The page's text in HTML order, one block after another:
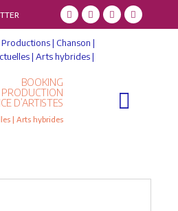
BOOKING
PRODUCTION
D’ARTISTES
| Arts hybrides